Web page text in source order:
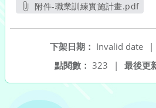
附件-職業訓練實施計畫.pdf
下架日期： Invalid date
|
最後更
點閱數： 323 |